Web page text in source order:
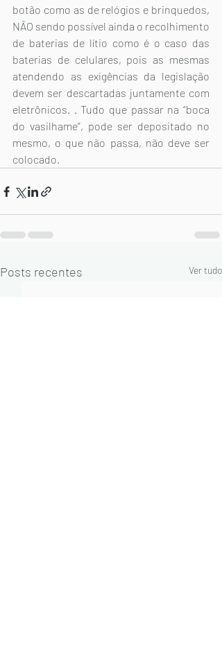
botão como as de relógios e brinquedos,
NÃO sendo possível ainda o recolhimento
de baterias de lítio como é o caso das
baterias de celulares, pois as mesmas
atendendo as exigências da legislação
devem ser descartadas juntamente com
eletrônicos. . Tudo que passar na “boca
do vasilhame”, pode ser depositado no
mesmo, o que não passa, não deve ser
colocado.
Posts recentes Ver tudo